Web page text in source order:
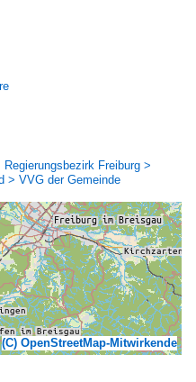
Freiburg >
> VVG der Gemeinde
(C) OpenStreetMap-Mitwirkende